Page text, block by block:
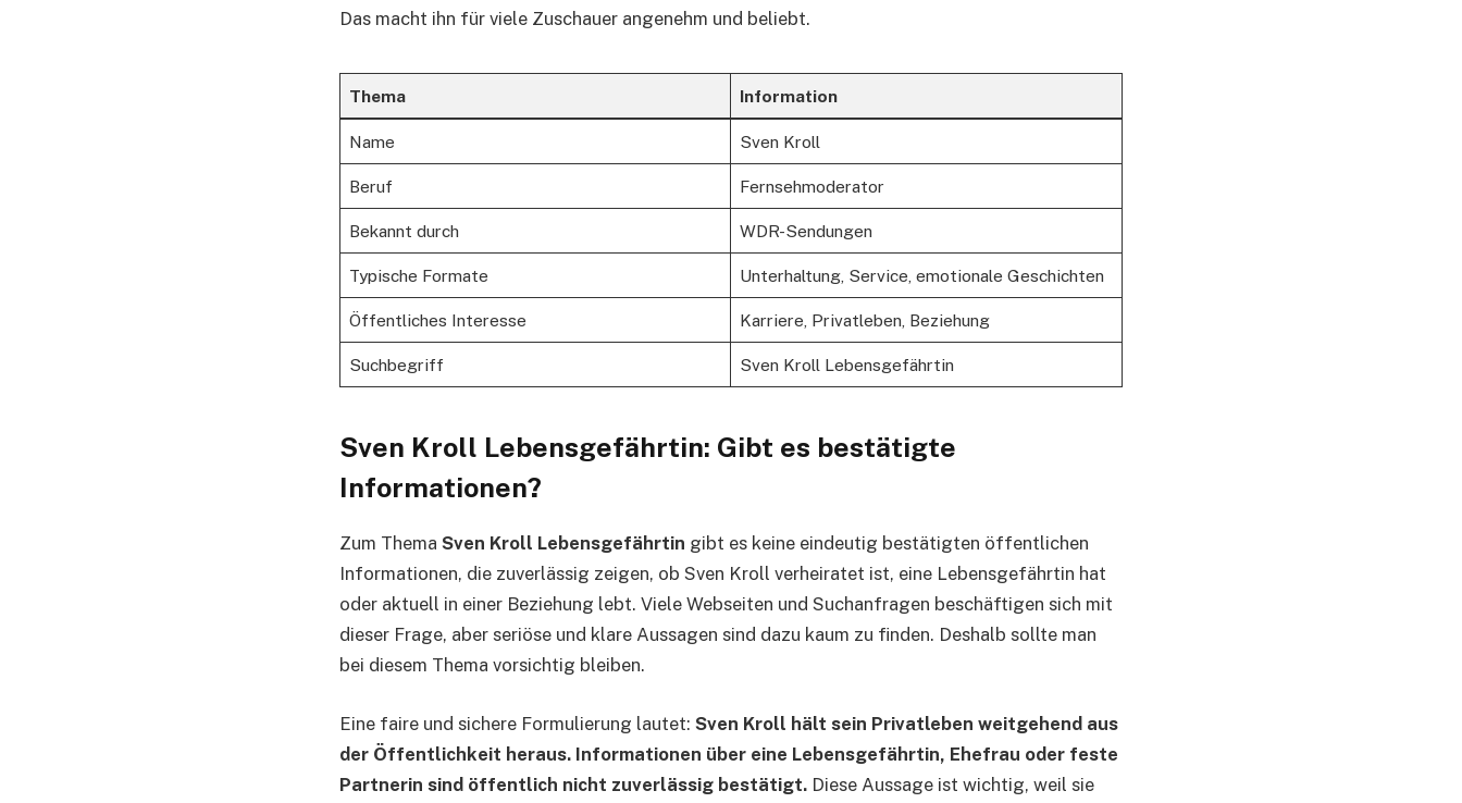
Das macht ihn für viele Zuschauer angenehm und beliebt.
Thema Information
Name Sven Kroll
Beruf Fernsehmoderator
Bekannt durch WDR-Sendungen
Typische Formate Unterhaltung, Service, emotionale Geschichten
Öffentliches Interesse Karriere, Privatleben, Beziehung
Suchbegriff Sven Kroll Lebensgefährtin
Sven Kroll Lebensgefährtin: Gibt es bestätigte
Informationen?
Zum Thema Sven Kroll Lebensgefährtin gibt es keine eindeutig bestätigten öffentlichen
Informationen, die zuverlässig zeigen, ob Sven Kroll verheiratet ist, eine Lebensgefährtin hat
oder aktuell in einer Beziehung lebt. Viele Webseiten und Suchanfragen beschäftigen sich mit
dieser Frage, aber seriöse und klare Aussagen sind dazu kaum zu finden. Deshalb sollte man
bei diesem Thema vorsichtig bleiben.
Eine faire und sichere Formulierung lautet: Sven Kroll hält sein Privatleben weitgehend aus
der Öffentlichkeit heraus. Informationen über eine Lebensgefährtin, Ehefrau oder feste
Partnerin sind öffentlich nicht zuverlässig bestätigt. Diese Aussage ist wichtig, weil sie